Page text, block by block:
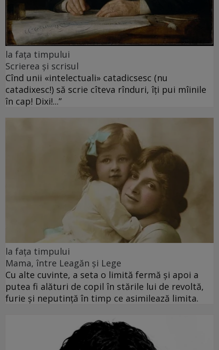
la fața timpului
Scrierea și scrisul
Cînd unii «intelectuali» catadicsesc (nu
catadixesc!) să scrie cîteva rînduri, îți pui mîinile
în cap! Dixi!...”
la fața timpului
Mama, între Leagăn și Lege
Cu alte cuvinte, a seta o limită fermă și apoi a
putea fi alături de copil în stările lui de revoltă,
furie și neputință în timp ce asimilează limita.